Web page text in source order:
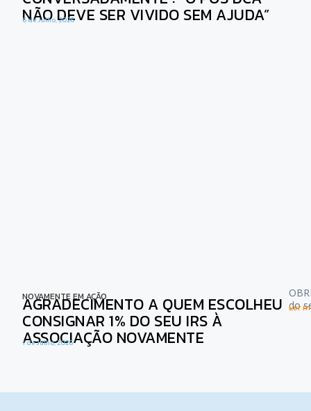
NÃO DEVE SER VIVIDO SEM AJUDA”
6 de Julho, 2026
NOVAMENTE EM AÇÃO
AGRADECIMENTO A QUEM ESCOLHEU
CONSIGNAR 1% DO SEU IRS À
ASSOCIAÇÃO NOVAMENTE
1 de Julho, 2026
do
Ler